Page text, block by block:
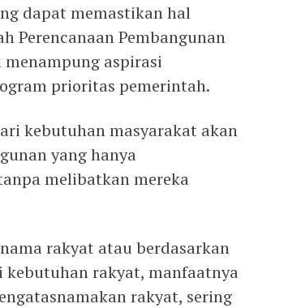
dapat memastikan hal
Perencanaan Pembangunan
aspirasi
prioritas pemerintah.
kebutuhan masyarakat akan
yang hanya
melibatkan mereka
rakyat atau berdasarkan
rakyat, manfaatnya
rakyat, sering